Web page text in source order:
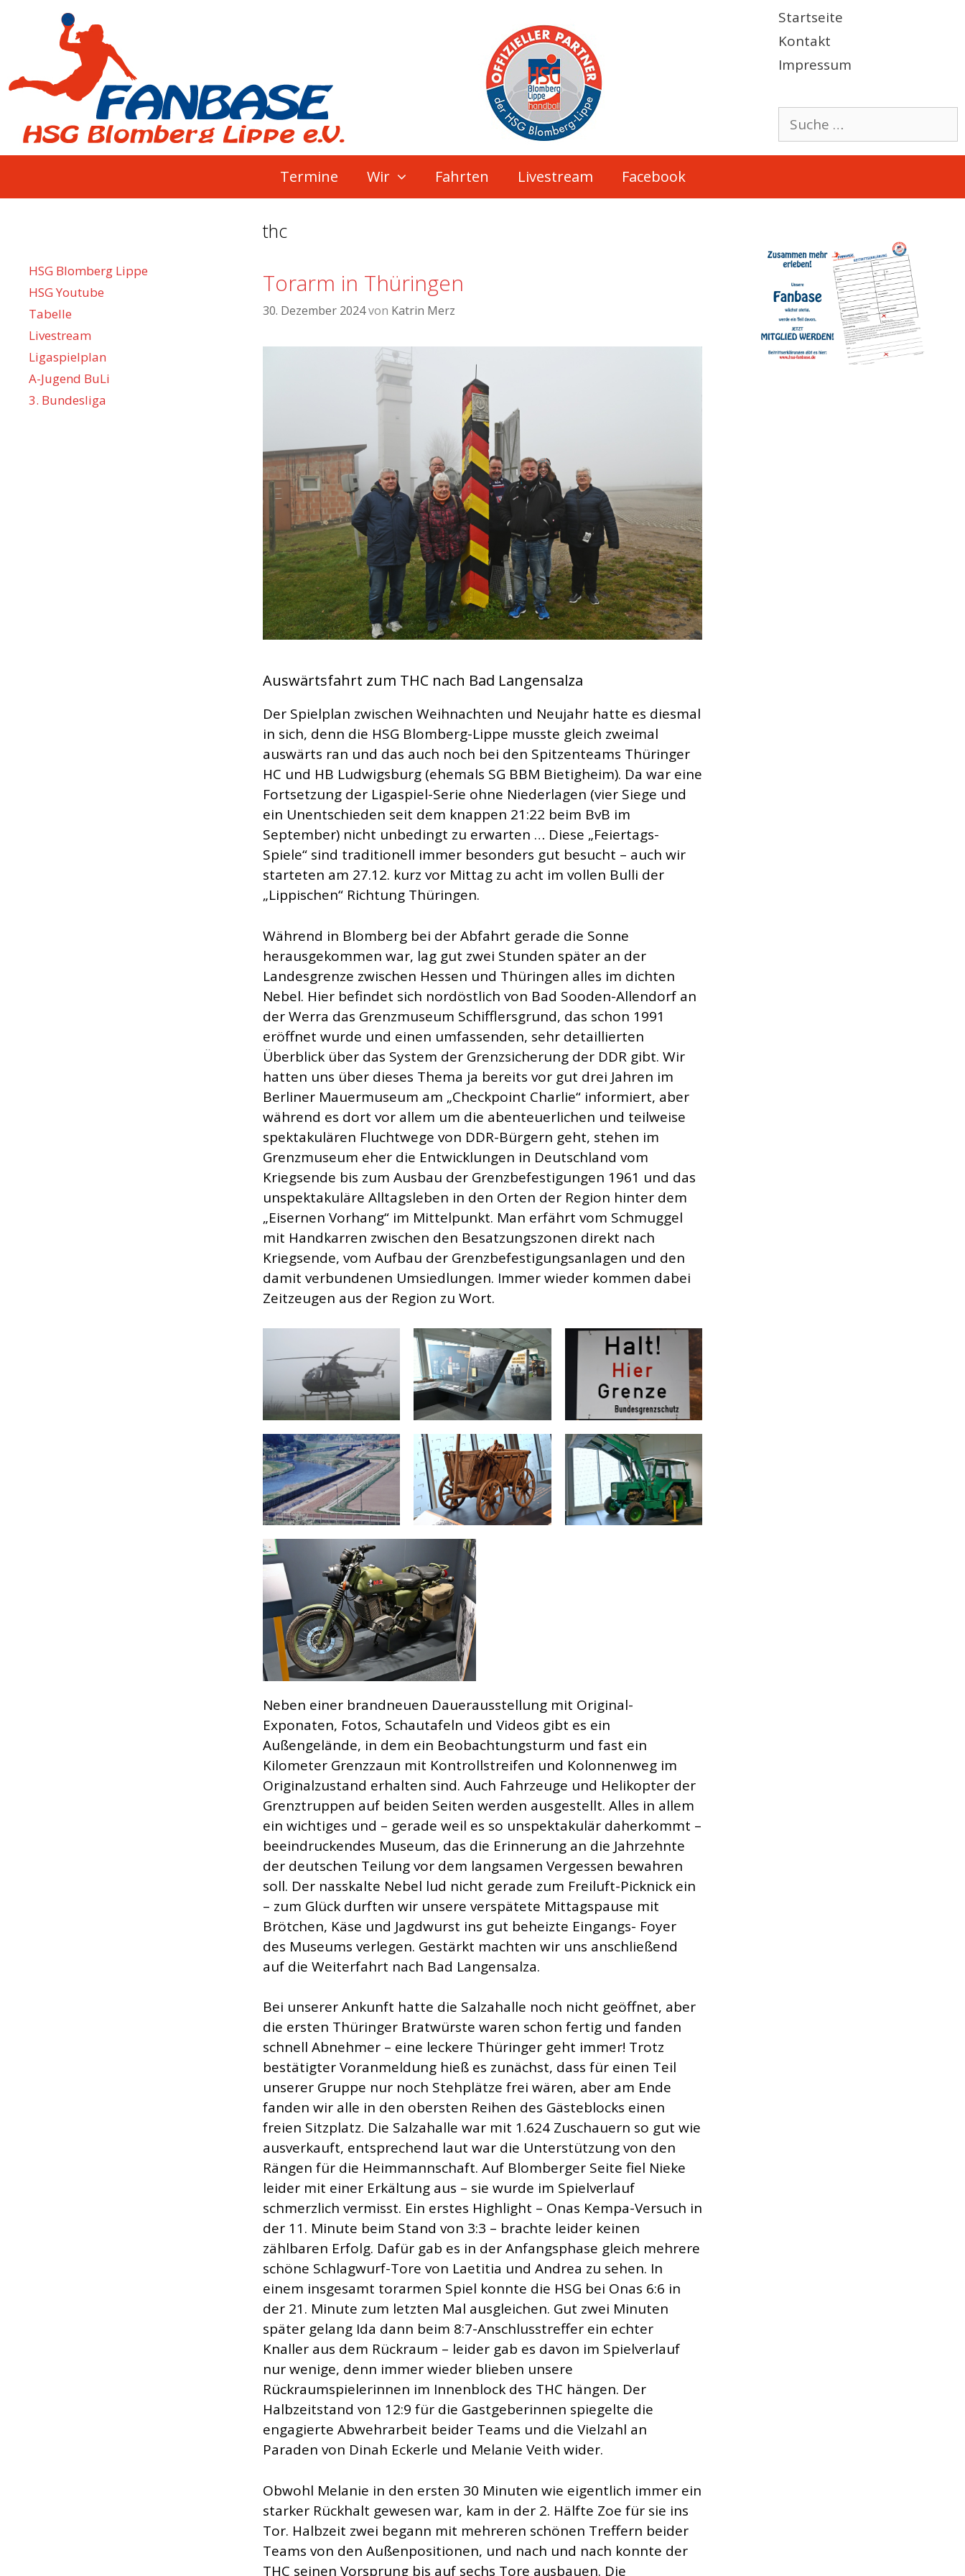
Startseite
Kontakt
Impressum
Suche
nach:
Termine Wir Fahrten Livestream Facebook
thc
Torarm in Thüringen
30. Dezember 2024von Katrin Merz
Auswärtsfahrt zum THC nach Bad Langensalza
Der Spielplan zwischen Weihnachten und Neujahr hatte es diesmal
in sich, denn die HSG Blomberg-Lippe musste gleich zweimal
auswärts ran und das auch noch bei den Spitzenteams Thüringer
HC und HB Ludwigsburg (ehemals SG BBM Bietigheim). Da war eine
Fortsetzung der Ligaspiel-Serie ohne Niederlagen (vier Siege und
ein Unentschieden seit dem knappen 21:22 beim BvB im
September) nicht unbedingt zu erwarten … Diese „Feiertags-
Spiele“ sind traditionell immer besonders gut besucht – auch wir
starteten am 27.12. kurz vor Mittag zu acht im vollen Bulli der
„Lippischen“ Richtung Thüringen.
Während in Blomberg bei der Abfahrt gerade die Sonne
herausgekommen war, lag gut zwei Stunden später an der
Landesgrenze zwischen Hessen und Thüringen alles im dichten
Nebel. Hier befindet sich nordöstlich von Bad Sooden-Allendorf an
der Werra das Grenzmuseum Schifflersgrund, das schon 1991
eröffnet wurde und einen umfassenden, sehr detaillierten
Überblick über das System der Grenzsicherung der DDR gibt. Wir
hatten uns über dieses Thema ja bereits vor gut drei Jahren im
Berliner Mauermuseum am „Checkpoint Charlie“ informiert, aber
während es dort vor allem um die abenteuerlichen und teilweise
spektakulären Fluchtwege von DDR-Bürgern geht, stehen im
Grenzmuseum eher die Entwicklungen in Deutschland vom
Kriegsende bis zum Ausbau der Grenzbefestigungen 1961 und das
unspektakuläre Alltagsleben in den Orten der Region hinter dem
„Eisernen Vorhang“ im Mittelpunkt. Man erfährt vom Schmuggel
mit Handkarren zwischen den Besatzungszonen direkt nach
Kriegsende, vom Aufbau der Grenzbefestigungsanlagen und den
damit verbundenen Umsiedlungen. Immer wieder kommen dabei
Zeitzeugen aus der Region zu Wort.
Neben einer brandneuen Dauerausstellung mit Original-
Exponaten, Fotos, Schautafeln und Videos gibt es ein
Außengelände, in dem ein Beobachtungsturm und fast ein
Kilometer Grenzzaun mit Kontrollstreifen und Kolonnenweg im
Originalzustand erhalten sind. Auch Fahrzeuge und Helikopter der
Grenztruppen auf beiden Seiten werden ausgestellt. Alles in allem
ein wichtiges und – gerade weil es so unspektakulär daherkommt –
beeindruckendes Museum, das die Erinnerung an die Jahrzehnte
der deutschen Teilung vor dem langsamen Vergessen bewahren
soll. Der nasskalte Nebel lud nicht gerade zum Freiluft-Picknick ein
– zum Glück durften wir unsere verspätete Mittagspause mit
Brötchen, Käse und Jagdwurst ins gut beheizte Eingangs- Foyer
des Museums verlegen. Gestärkt machten wir uns anschließend
auf die Weiterfahrt nach Bad Langensalza.
Bei unserer Ankunft hatte die Salzahalle noch nicht geöffnet, aber
die ersten Thüringer Bratwürste waren schon fertig und fanden
schnell Abnehmer – eine leckere Thüringer geht immer! Trotz
bestätigter Voranmeldung hieß es zunächst, dass für einen Teil
unserer Gruppe nur noch Stehplätze frei wären, aber am Ende
fanden wir alle in den obersten Reihen des Gästeblocks einen
freien Sitzplatz. Die Salzahalle war mit 1.624 Zuschauern so gut wie
ausverkauft, entsprechend laut war die Unterstützung von den
Rängen für die Heimmannschaft. Auf Blomberger Seite fiel Nieke
leider mit einer Erkältung aus – sie wurde im Spielverlauf
schmerzlich vermisst. Ein erstes Highlight – Onas Kempa-Versuch in
der 11. Minute beim Stand von 3:3 – brachte leider keinen
zählbaren Erfolg. Dafür gab es in der Anfangsphase gleich mehrere
schöne Schlagwurf-Tore von Laetitia und Andrea zu sehen. In
einem insgesamt torarmen Spiel konnte die HSG bei Onas 6:6 in
der 21. Minute zum letzten Mal ausgleichen. Gut zwei Minuten
später gelang Ida dann beim 8:7-Anschlusstreffer ein echter
Knaller aus dem Rückraum – leider gab es davon im Spielverlauf
nur wenige, denn immer wieder blieben unsere
Rückraumspielerinnen im Innenblock des THC hängen. Der
Halbzeitstand von 12:9 für die Gastgeberinnen spiegelte die
engagierte Abwehrarbeit beider Teams und die Vielzahl an
Paraden von Dinah Eckerle und Melanie Veith wider.
Obwohl Melanie in den ersten 30 Minuten wie eigentlich immer ein
starker Rückhalt gewesen war, kam in der 2. Hälfte Zoe für sie ins
Tor. Halbzeit zwei begann mit mehreren schönen Treffern beider
Teams von den Außenpositionen, und nach und nach konnte der
THC seinen Vorsprung bis auf sechs Tore ausbauen. Die
HSG Blomberg Lippe
HSG Youtube
Tabelle
Livestream
Ligaspielplan
A-Jugend BuLi
3. Bundesliga